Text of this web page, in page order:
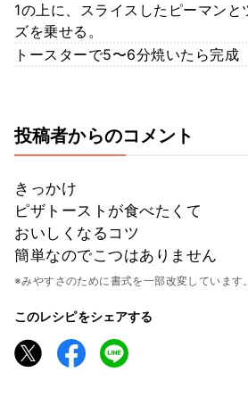
1の上に、スライスしたピーマンと
ズを乗せる。
トースターで5〜6分焼いたら完成
投稿者からのコメント
きっかけ
ピザトーストが食べたくて
おいしくなるコツ
簡単なのでこつはありません
※みやすさのために書式を一部改変しています。
このレシピをシェアする